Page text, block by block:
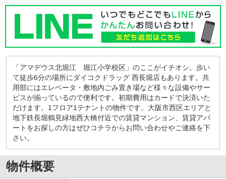
「アマデウス北堀江 堀江小学校区」のここがイチオシ。歩い
て徒歩6分の場所にダイコクドラッグ 西長堀店もあります。共
用部にはエレベータ・敷地内ごみ置き場など様々な設備やサー
ビスが揃っているので便利です。初期費用はカードで決済いた
だけます。1フロア1テナントの物件です。大阪市西区エリアと
地下鉄長堀鶴見緑地西大橋付近での賃貸マンション、賃貸アパ
ートをお探しの方はぜひコチラからお問い合わせやご連絡を下
さい。
物件概要